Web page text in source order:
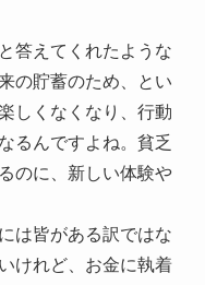
答えてくれたような
の貯蓄のため、とい
しくなくなり、行動
るんですよね。貧乏
のに、新しい体験や
は皆がある訳ではな
けれど、お金に執着